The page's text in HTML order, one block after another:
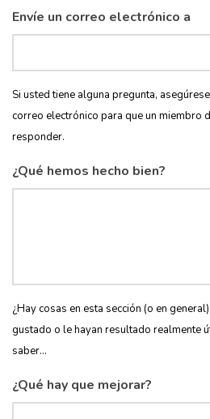
Envíe un correo electrónico a
Si usted tiene alguna pregunta,
correo electrónico para que un miembro
responder.
¿Qué hemos hecho bien?
¿Hay cosas en esta sección (o en
gustado o le hayan resultado realmente
saber...
¿Qué hay que mejorar?